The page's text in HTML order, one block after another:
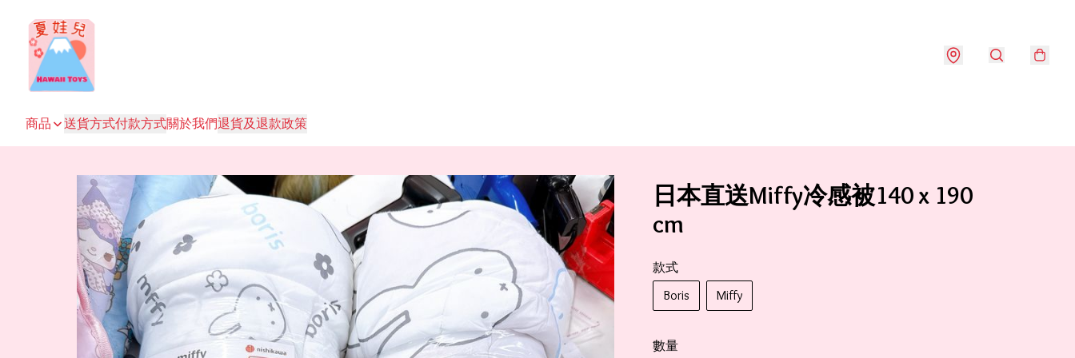
商品 送貨方式付款方式關於我們退貨及退款政策
日本直送Miffy冷感被140 x 190
cm
款式
Boris
Miffy
數量